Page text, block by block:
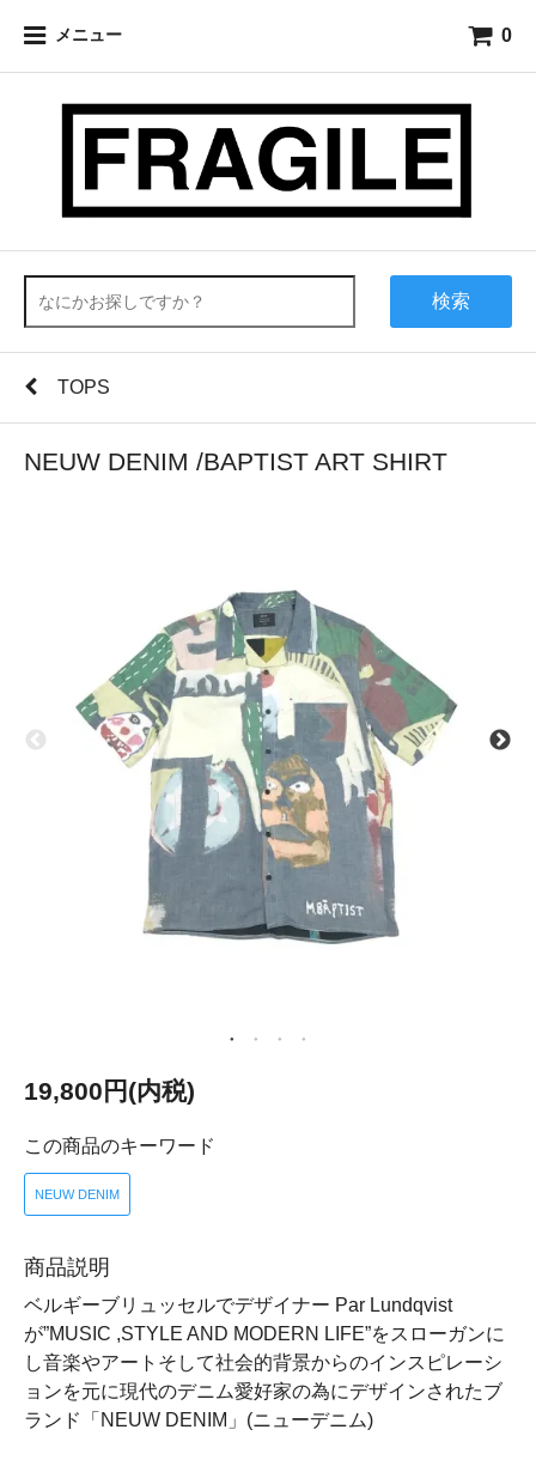
メニュー 0
検索
TOPS
NEUW DENIM /BAPTIST ART SHIRT
19,800円(内税)
この商品のキーワード
NEUW DENIM
商品説明
ベルギーブリュッセルでデザイナー Par Lundqvist
が”MUSIC ,STYLE AND MODERN LIFE”をスローガンに
し音楽やアートそして社会的背景からのインスピレーシ
ョンを元に現代のデニム愛好家の為にデザインされたブ
ランド「NEUW DENIM」(ニューデニム)